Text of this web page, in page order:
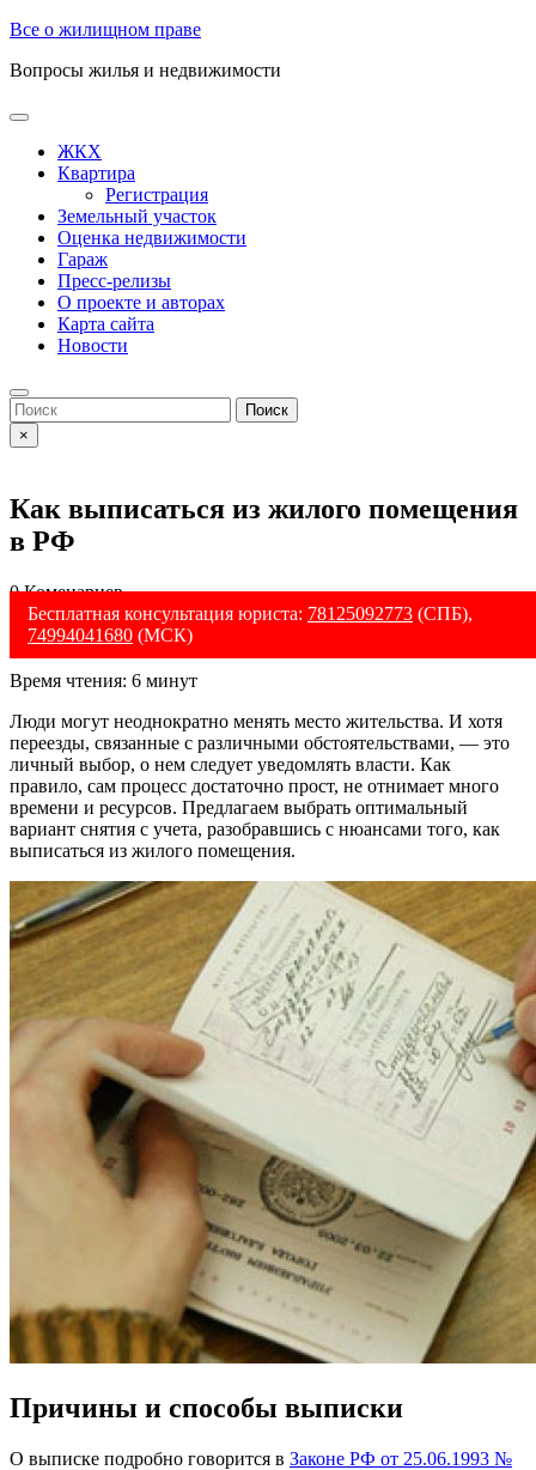
Skip
content
Все о жилищном праве
Вопросы жилья и недвижимости
Open
ButtonЖКХ
Квартира
Регистрация
Земельный участок
Оценка недвижимости
Гараж
Пресс-релизы
О проекте и авторах
Карта сайта
Новости
Close
Button
Search
for:
×
Как выписаться из жилого помещения
в РФ
0 Коменариев
Бесплатная консультация юриста: 78125092773 (СПБ),
74994041680 (МСК)
Время чтения: 6 минут
Люди могут неоднократно менять место жительства. И хотя
переезды, связанные с различными обстоятельствами, — это
личный выбор, о нем следует уведомлять власти. Как
правило, сам процесс достаточно прост, не отнимает много
времени и ресурсов. Предлагаем выбрать оптимальный
вариант снятия с учета, разобравшись с нюансами того, как
выписаться из жилого помещения.
Причины и способы выписки
О выписке подробно говорится в Законе РФ от 25.06.1993 №